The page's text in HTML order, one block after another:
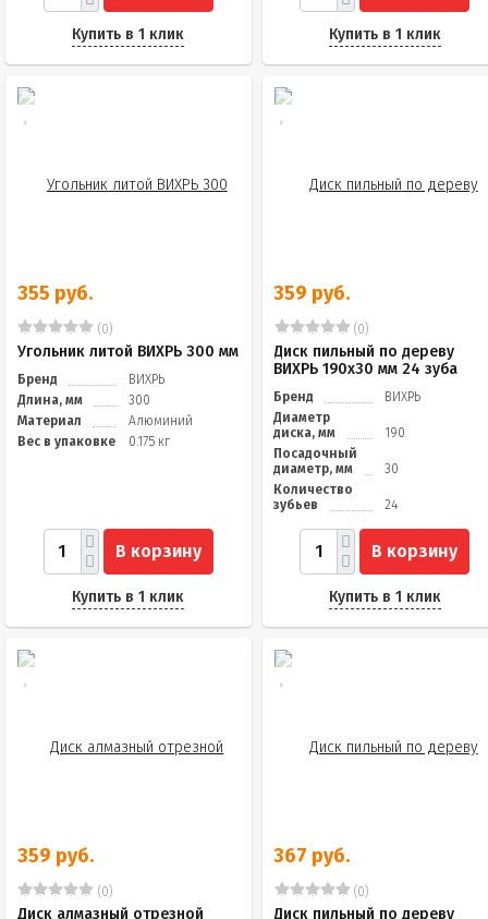
Купить в 1 клик Купить в 1 клик
355 руб.
(0)
Угольник литой ВИХРЬ 300 мм
Бренд
ВИХРЬ
Длина, мм
300
Материал
Алюминий
Вес в упаковке
0.175 кг
В корзину
Купить в 1 клик
359 руб.
(0)
Диск пильный по дереву
ВИХРЬ 190х30 мм 24 зуба
Бренд
ВИХРЬ
Диаметр
диска, мм
190
Посадочный
диаметр, мм
30
Количество
зубьев
24
В корзину
Купить в 1 клик
359 руб.
(0)
Диск алмазный отрезной
367 руб.
(0)
Диск пильный по дереву